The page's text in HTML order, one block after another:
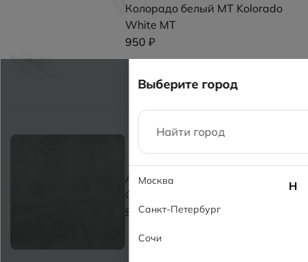
Колорадо белый MT Kolorado
White MT
950 ₽
Араз темно-серый MT Araz
Gray Dark MT
950 ₽
Выберите город
Москва
Санкт-Петербург
Сочи
Н